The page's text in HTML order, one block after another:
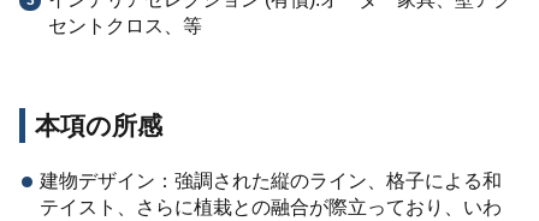
セントクロス、等
本項の所感
建物デザイン：強調された縦のライン、格子による和
テイスト、さらに植栽との融合が際立っており、いわ